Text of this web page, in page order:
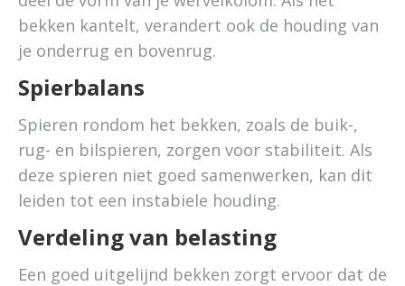
bekken kantelt, verandert ook de houding van
je onderrug en bovenrug.
Spierbalans
Spieren rondom het bekken, zoals de buik-,
rug- en bilspieren, zorgen voor stabiliteit. Als
deze spieren niet goed samenwerken, kan dit
leiden tot een instabiele houding.
Verdeling van belasting
Een goed uitgelijnd bekken zorgt ervoor dat de